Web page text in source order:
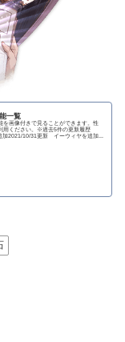
一覧
を画像付きで見ることができます。性
用ください。※過去5件の更新履歴
2021/10/31更新 イーウィヤを追加...